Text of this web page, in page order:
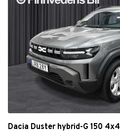
Dacia Duster hybrid-G 150 4x4